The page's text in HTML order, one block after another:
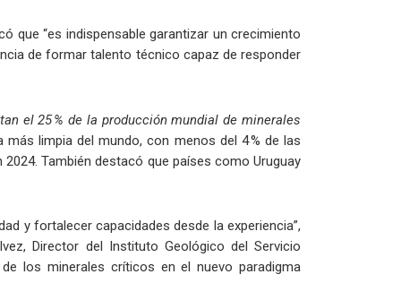
que “es indispensable garantizar un crecimiento
de formar talento técnico capaz de responder
el 25 % de la producción mundial de minerales
limpia del mundo, con menos del 4 % de las
También destacó que países como Uruguay
y fortalecer capacidades desde la experiencia”,
Director del Instituto Geológico del Servicio
los minerales críticos en el nuevo paradigma